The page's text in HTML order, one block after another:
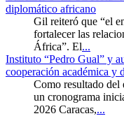
diplomático africano
Gil reiteró que “el
fortalecer las
África”. El...
Instituto “Pedro Gual” y
cooperación académica y
Como resultado del
un cronograma
2026 Caracas,...